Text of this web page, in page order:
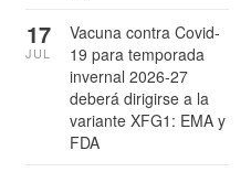
Vacuna contra Covid-
19 para temporada
invernal 2026-27
deberá dirigirse a la
variante XFG1: EMA y
FDA
17
JUL